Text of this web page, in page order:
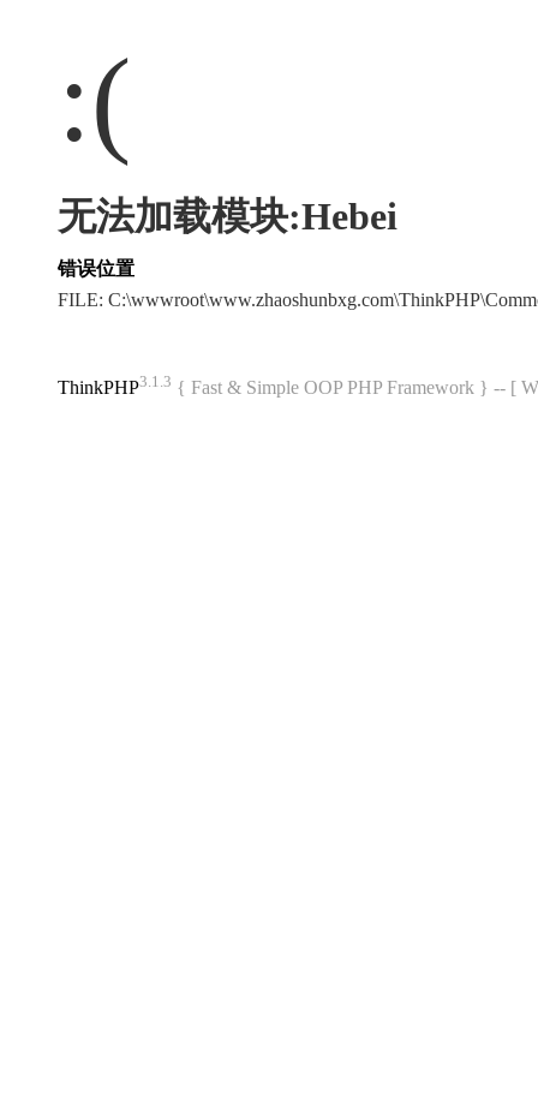
:(
无法加载模块:Hebei
错误位置
FILE:
ThinkPHP3.1.3 { Fast & Simple OOP PHP Framework } -- [